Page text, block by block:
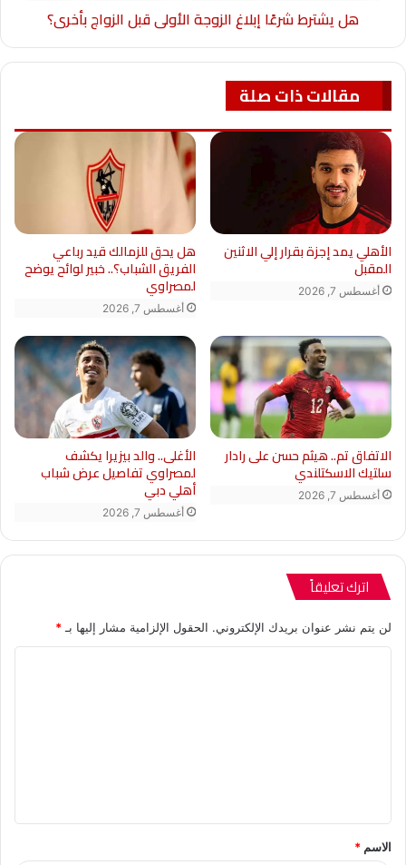
هل يشترط شرعًا إبلاغ الزوجة الأولى قبل الزواج بأخرى؟
مقالات ذات صلة
الأهلي يمد إجزة بقرار إلي الاثنين
المقبل
أغسطس 7, 2026
هل يحق للزمالك قيد رباعي
الفريق الشباب؟.. خبير لوائح يوضح
لمصراوي
أغسطس 7, 2026
الاتفاق تم.. هيثم حسن على رادار
سلتيك الاسكتلندي
أغسطس 7, 2026
الأغلى.. والد بيزيرا يكشف
لمصراوي تفاصيل عرض شباب
أهلي دبي
أغسطس 7, 2026
اترك تعليقاً
لن يتم نشر عنوان بريدك الإلكتروني. الحقول الإلزامية مشار إليها بـ *
ق
*
الاسم *